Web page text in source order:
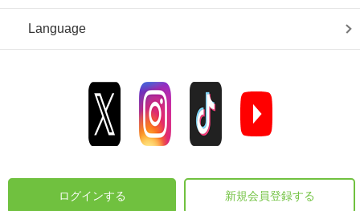
Language
ログインする 新規会員登録する